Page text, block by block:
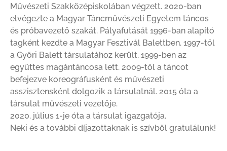
Művészeti Szakközépiskolában végzett. 2020-ban
elvégezte a Magyar Táncművészeti Egyetem táncos
és próbavezető szakát. Pályafutását 1996-ban alapító
tagként kezdte a Magyar Fesztivál Balettben. 1997-től
a Győri Balett társulatához került, 1999-ben az
együttes magántáncosa lett. 2009-től a táncot
befejezve koreográfusként és művészeti
asszisztensként dolgozik a társulatnál. 2015 óta a
társulat művészeti vezetője.
2020. július 1-je óta a társulat igazgatója.
Neki és a további díjazottaknak is szívből gratulálunk!